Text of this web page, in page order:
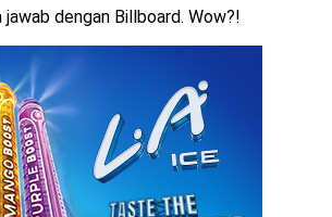
dengan Billboard. Wow?!